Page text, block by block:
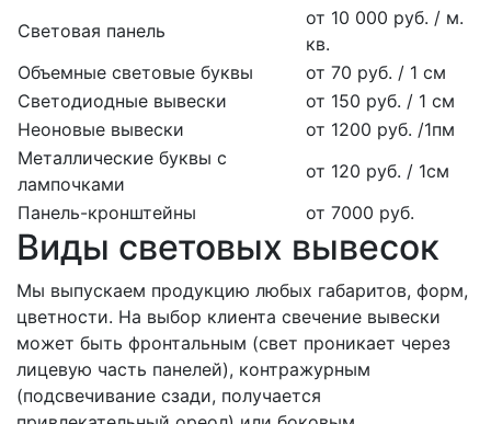
Световая панель
от 10 000 руб. / м.
кв.
Объемные световые буквы
от 70 руб. / 1 см
Светодиодные вывески
от 150 руб. / 1 см
Неоновые вывески
от 1200 руб. /1пм
Металлические буквы с
лампочками
от 120 руб. / 1см
Панель-кронштейны
от 7000 руб.
Виды световых вывесок
Мы выпускаем продукцию любых габаритов, форм,
цветности. На выбор клиента свечение вывески
может быть фронтальным (свет проникает через
лицевую часть панелей), контражурным
(подсвечивание сзади, получается